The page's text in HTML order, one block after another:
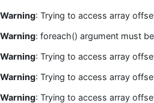
Warning: Trying to access array
Warning: foreach() argument must
Warning: Trying to access array
Warning: Trying to access array
Warning: Trying to access array